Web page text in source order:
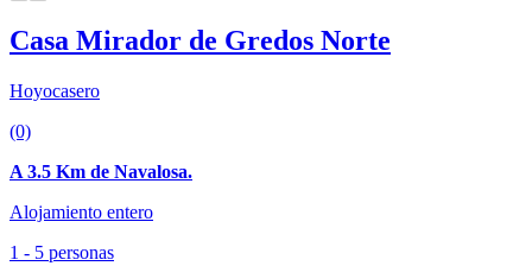
Casa Mirador de Gredos Norte
Hoyocasero
(0)
A 3.5 Km de Navalosa.
Alojamiento entero
1 - 5 personas